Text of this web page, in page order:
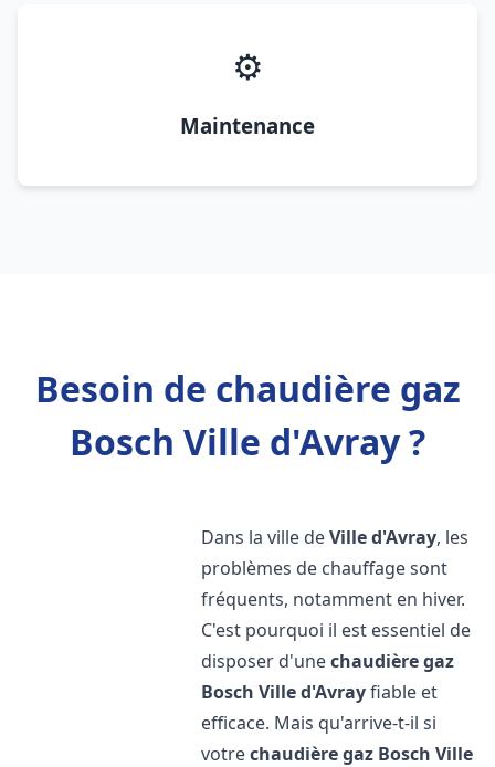
⚙️
Maintenance
Besoin de chaudière gaz
Bosch Ville d'Avray ?
Dans la ville deVille d'Avray, les
problèmes de chauffage sont
fréquents, notamment en hiver.
C'est pourquoi il est essentiel de
disposer d'unechaudière gaz
Bosch Ville d'Avrayfiable et
efficace. Mais qu'arrive-t-il si
votrechaudière gaz Bosch Ville